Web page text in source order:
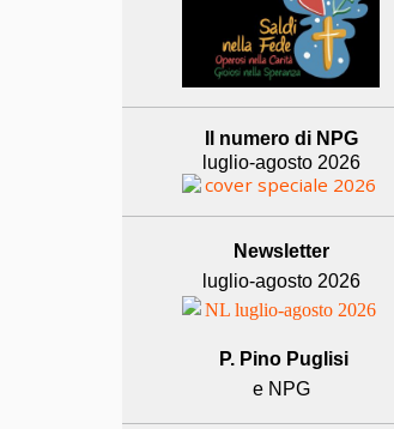
Il numero di NPG
luglio-agosto 2026
Newsletter
luglio-agosto 2026
P. Pino Puglisi
e NPG